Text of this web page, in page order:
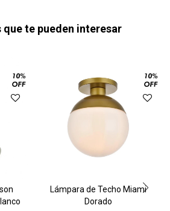
te pueden interesar
Lámpara de Techo Miami
Dorado